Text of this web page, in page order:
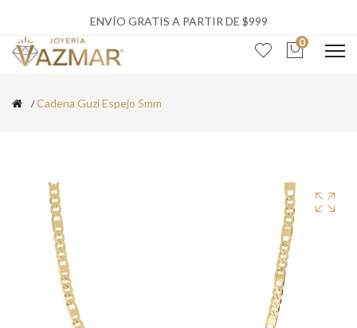
ENVÍO GRATIS A PARTIR DE $999
0
Cadena Guzi Espejo 5mm